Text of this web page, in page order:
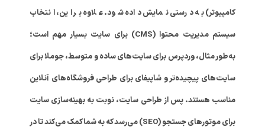
کامپیوتر) به درستی نمایش داده شود. علاوه بر این، انتخاب
سیستم مدیریت محتوا (CMS) برای سایت بسیار مهم است؛
به‌طور مثال، وردپرس برای سایت‌های ساده و متوسط، جوملا برای
سایت‌های پیچیده‌تر و شاپیفای برای طراحی فروشگاه‌های آنلاین
مناسب هستند. پس از طراحی سایت، نوبت به بهینه‌سازی سایت
برای موتورهای جستجو (SEO) می‌رسد که به شما کمک می‌کند تا در